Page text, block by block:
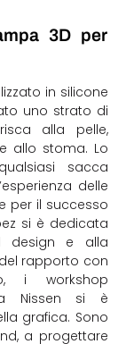
3D per
in silicone
uno strato di
alla pelle,
allo stoma. Lo
sacca
delle
per il successo
si è dedicata
design e alla
rapporto con
i workshop
Nissen si è
grafica. Sono
a progettare